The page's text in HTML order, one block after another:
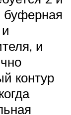
буферная
и
контур